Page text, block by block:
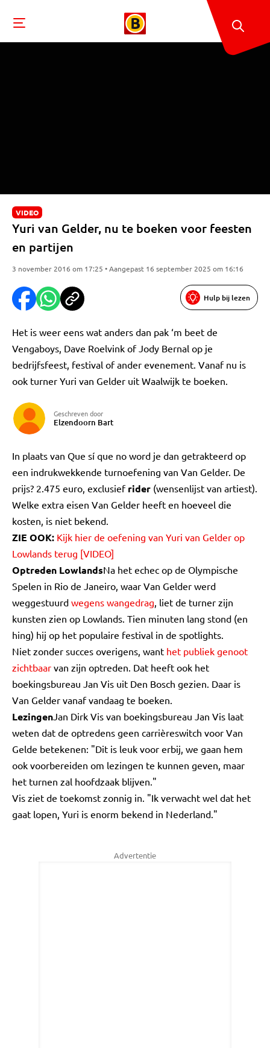
VIDEO
Yuri van Gelder, nu te boeken voor feesten
en partijen
3 november 2016 om 17:25 • Aangepast 16 september 2025 om 16:16
Hulp bij lezen
Het is weer eens wat anders dan pak ‘m beet de
Vengaboys, Dave Roelvink of Jody Bernal op je
bedrijfsfeest, festival of ander evenement. Vanaf nu is
ook turner Yuri van Gelder uit Waalwijk te boeken.
Geschreven door
Elzendoorn Bart
In plaats van Que sí que no word je dan getrakteerd op
een indrukwekkende turnoefening van Van Gelder. De
prijs? 2.475 euro, exclusief rider (wensenlijst van artiest).
Welke extra eisen Van Gelder heeft en hoeveel die
kosten, is niet bekend.
ZIE OOK: Kijk hier de oefening van Yuri van Gelder op
Lowlands terug [VIDEO]
Optreden LowlandsNa het echec op de Olympische
Spelen in Rio de Janeiro, waar Van Gelder werd
weggestuurd wegens wangedrag, liet de turner zijn
kunsten zien op Lowlands. Tien minuten lang stond (en
hing) hij op het populaire festival in de spotlights.
Niet zonder succes overigens, want het publiek genoot
zichtbaar van zijn optreden. Dat heeft ook het
boekingsbureau Jan Vis uit Den Bosch gezien. Daar is
Van Gelder vanaf vandaag te boeken.
LezingenJan Dirk Vis van boekingsbureau Jan Vis laat
weten dat de optredens geen carrièreswitch voor Van
Gelde betekenen: "Dit is leuk voor erbij, we gaan hem
ook voorbereiden om lezingen te kunnen geven, maar
het turnen zal hoofdzaak blijven."
Vis ziet de toekomst zonnig in. "Ik verwacht wel dat het
gaat lopen, Yuri is enorm bekend in Nederland."
Advertentie